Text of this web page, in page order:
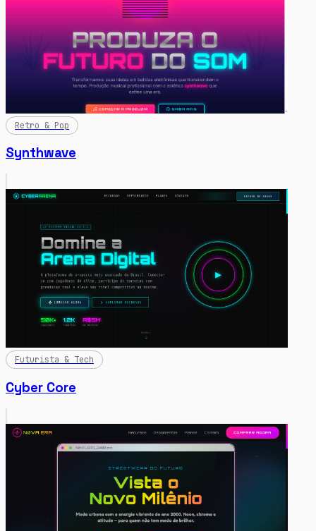
Retro & Pop
Synthwave
Futurista & Tech
Cyber Core